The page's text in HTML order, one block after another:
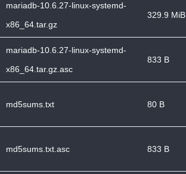
mariadb-10.6.27-linux-systemd-
x86_64.tar.gz
329.9 MiB
mariadb-10.6.27-linux-systemd-
x86_64.tar.gz.asc
833 B
md5sums.txt 80 B
md5sums.txt.asc 833 B